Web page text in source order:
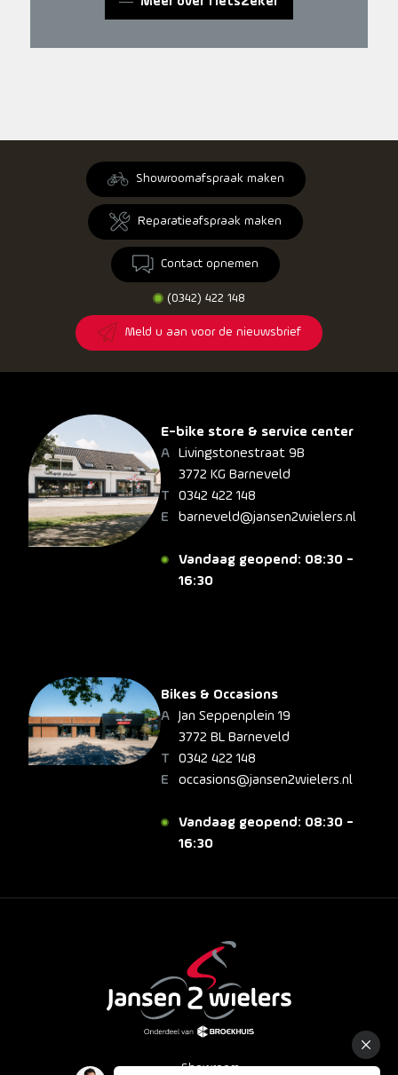
Showroomafspraak maken
Reparatieafspraak maken
Contact opnemen
(0342) 422 148
Meld u aan voor de nieuwsbrief
E-bike store & service center
Livingstonestraat 9B
3772 KG Barneveld
0342 422 148
barneveld@jansen2wielers.nl
Vandaag geopend: 08:30 -
16:30
Bikes & Occasions
Jan Seppenplein 19
3772 BL Barneveld
0342 422 148
occasions@jansen2wielers.nl
Vandaag geopend: 08:30 -
16:30
Showroom